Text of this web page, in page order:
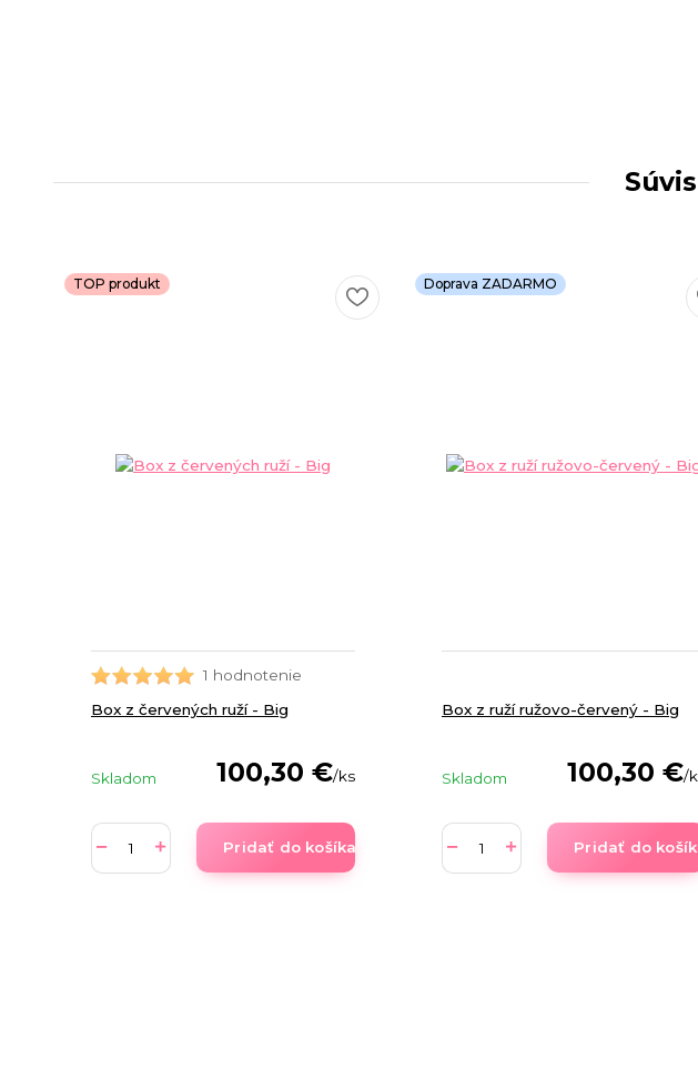
TOP produkt
1 hodnotenie
Box z červených ruží - Big
100,30 €/ks
Skladom
Pridať do košíka
Doprava ZADARMO
Box z ruží ružovo-červený - Big
100,30 €/
Skladom
Pridať do